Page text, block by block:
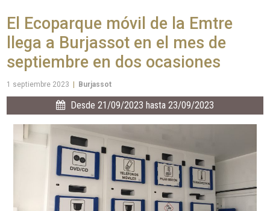
El Ecoparque móvil de la Emtre
llega a Burjassot en el mes de
septiembre en dos ocasiones
1 septiembre 2023 Burjassot
Desde 21/09/2023 hasta 23/09/2023